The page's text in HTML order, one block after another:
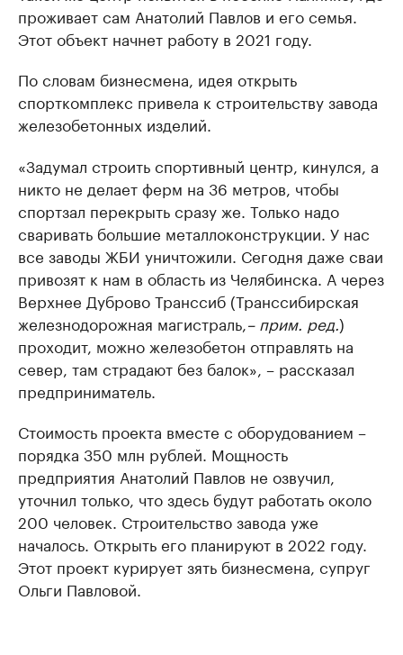
проживает сам Анатолий Павлов и его семья.
Этот объект начнет работу в 2021 году.
По словам бизнесмена, идея открыть
спорткомплекс привела к строительству завода
железобетонных изделий.
«Задумал строить спортивный центр, кинулся, а
никто не делает ферм на 36 метров, чтобы
спортзал перекрыть сразу же. Только надо
сваривать большие металлоконструкции. У нас
все заводы ЖБИ уничтожили. Сегодня даже сваи
привозят к нам в область из Челябинска. А через
Верхнее Дуброво Транссиб (Транссибирская
железнодорожная магистраль, – прим. ред.)
проходит, можно железобетон отправлять на
север, там страдают без балок», – рассказал
предприниматель.
Стоимость проекта вместе с оборудованием –
порядка 350 млн рублей. Мощность
предприятия Анатолий Павлов не озвучил,
уточнил только, что здесь будут работать около
200 человек. Строительство завода уже
началось. Открыть его планируют в 2022 году.
Этот проект курирует зять бизнесмена, супруг
Ольги Павловой.